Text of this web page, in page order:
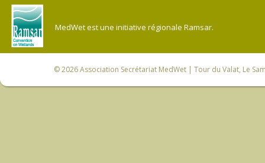
MedWet est une initiative régionale Ramsar.
© 2026Association Secrétariat MedWet | Tour du Valat, Le